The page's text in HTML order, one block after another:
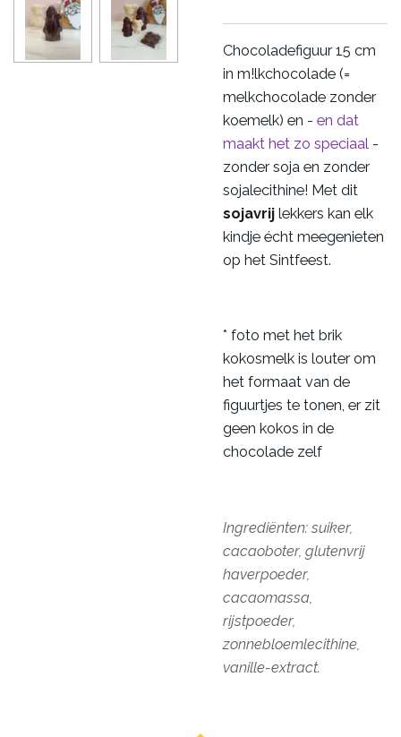
Chocoladefiguur 15 cm
in m!lkchocolade (=
melkchocolade zonder
koemelk) en - en dat
maakt het zo speciaal -
zonder soja en zonder
sojalecithine! Met dit
sojavrij lekkers kan elk
kindje écht meegenieten
op het Sintfeest.
* foto met het brik
kokosmelk is louter om
het formaat van de
figuurtjes te tonen, er zit
geen kokos in de
chocolade zelf
Ingrediënten: suiker,
cacaoboter, glutenvrij
haverpoeder,
cacaomassa,
rijstpoeder,
zonnebloemlecithine,
vanille-extract.